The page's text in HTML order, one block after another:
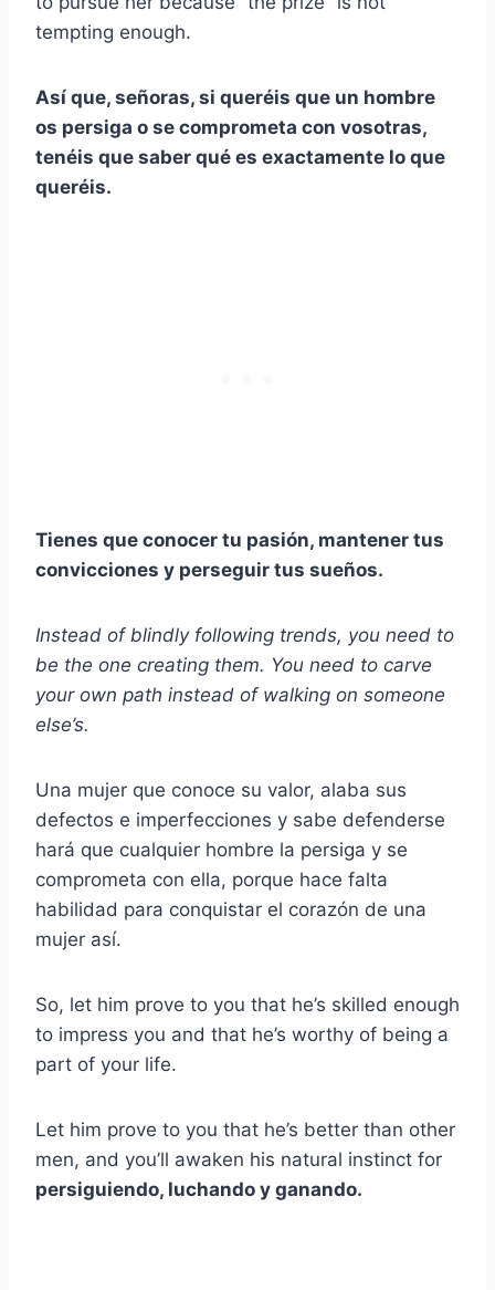
tempting enough.
Así que, señoras, si queréis que un hombre
os persiga o se comprometa con vosotras,
tenéis que saber qué es exactamente lo que
queréis.
Tienes que conocer tu pasión, mantener tus
convicciones y perseguir tus sueños.
Instead of blindly following trends, you need to
be the one creating them. You need to carve
your own path instead of walking on someone
else’s.
Una mujer que conoce su valor, alaba sus
defectos e imperfecciones y sabe defenderse
hará que cualquier hombre la persiga y se
comprometa con ella, porque hace falta
habilidad para conquistar el corazón de una
mujer así.
So, let him prove to you that he’s skilled enough
to impress you and that he’s worthy of being a
part of your life.
Let him prove to you that he’s better than other
men, and you’ll awaken his natural instinct for
persiguiendo, luchando y ganando.